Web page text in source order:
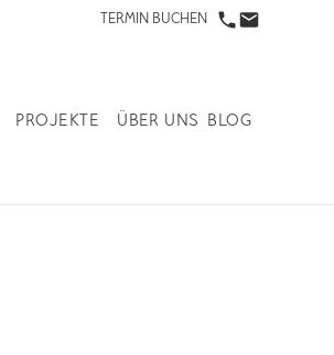
TERMIN BUCHEN
PROJEKTE ÜBER UNS BLOG